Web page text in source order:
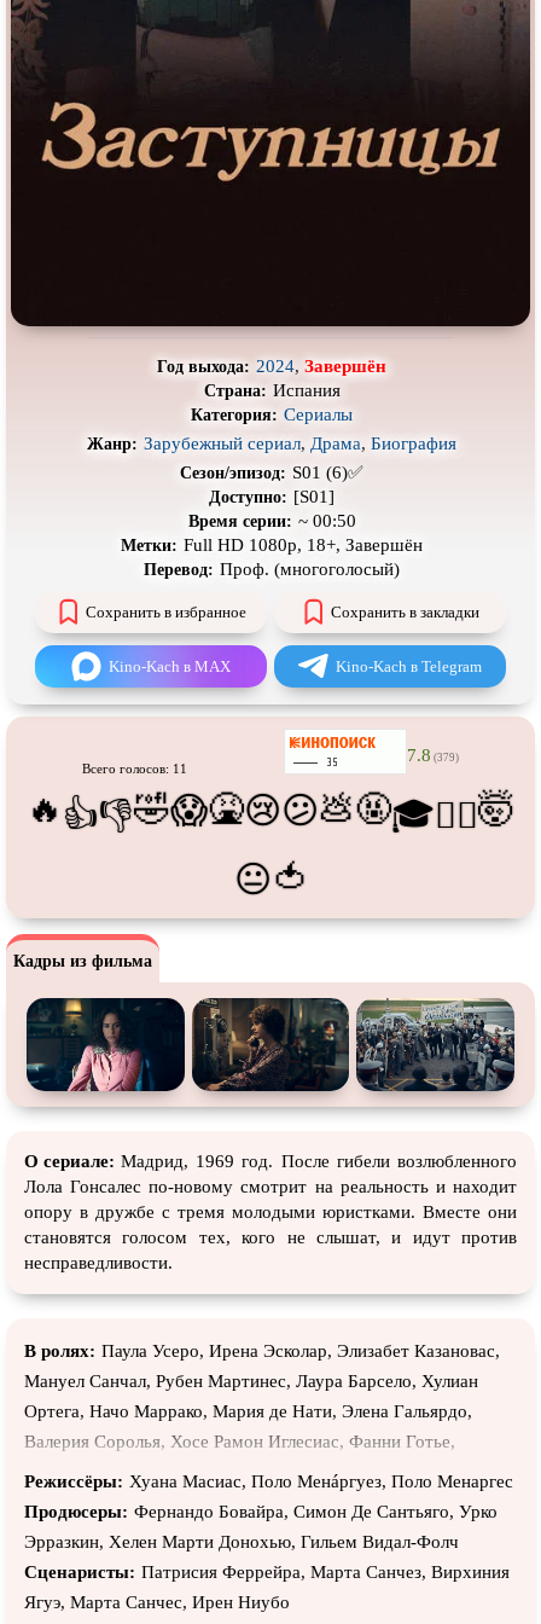
Про выживание Про гангстеров
Про гонки
Про динозавров
Про животных Про зомби
Про оборотней Про пиратов
Про путешествия
Про рыцарей
Про собак
Про супергероев
Про танцы
Про хакеров Про хоккей ифигурное
катание
Про шпионов
Про Юристов иАдвокатов
Режиссёрская версия
Роуд-муви Сверхспособности
Ситком Слэшер
Экранизация
Год выхода: 2024, Завершён
Страна: Испания
Категория: Сериалы
Жанр: Зарубежный сериал, Драма, Биография
Сезон/эпизод: S01 (6)✅
Доступно: [S01]
Время серии: ~ 00:50
Метки: Full HD 1080p, 18+, Завершён
Перевод: Проф. (многоголосый)
Сохранить в избранное Сохранить в закладки
Kino-Kach в MAX Kino-Kach в Telegram
Всего голосов: 11
7.8 (379)
🔥 👍👎🤣😱🤮😢😕💩🤬🎓😵‍💫🤯
😐🍅
Кадры из фильма
О сериале: Мадрид, 1969 год. После гибели возлюбленного
Лола Гонсалес по-новому смотрит на реальность и находит
опору в дружбе с тремя молодыми юристками. Вместе они
становятся голосом тех, кого не слышат, и идут против
несправедливости.
В ролях: Паула Усеро, Ирена Эсколар, Элизабет Казановас,
Мануел Cанчал, Рубен Мартинес, Лаура Барсело, Хулиан
Ортега, Начо Маррако, Мария де Нати, Элена Гальярдо,
Валерия Соролья, Хосе Рамон Иглесиас, Фанни Готье,
Фернандо Альбису, Фран Кантос, Фран Нортес, Пако Марин,
Олайя Эрнандес, Висенте Вергара, Хорхе Усон, Хорхе Бош,
Мариано Льоренте, Альберто Хименес, Ана Фернандес,
Бланка Парес, Аранча Арангурен, Хайме Линарес, Хулиан
Валькарсель, Виктор Уэртас, Даниэль Чаморро, Пепе Осио,
Режиссёры: Хуана Масиас, Поло Менáргуез, Поло Менаргес
Продюсеры: Фернандо Бовайра, Симон Де Сантьяго, Урко
Эрразкин, Хелен Марти Донохью, Гильем Видал-Фолч
Сценаристы: Патрисия Феррейра, Марта Санчез, Вирхиния
Ягуэ, Марта Санчес, Ирен Ниубо